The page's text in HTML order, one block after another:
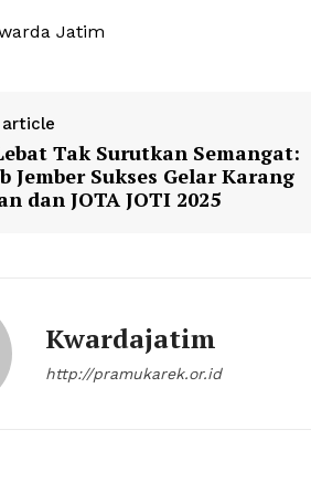
Jatim
article
Tak Surutkan Semangat:
Jember Sukses Gelar Karang
dan JOTA JOTI 2025
Kwardajatim
http://pramukarek.or.id